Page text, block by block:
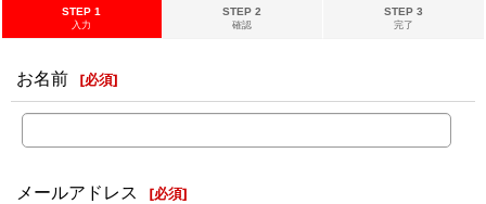
STEP 1
入力
STEP 2
確認
STEP 3
完了
お名前 [必須]
メールアドレス [必須]